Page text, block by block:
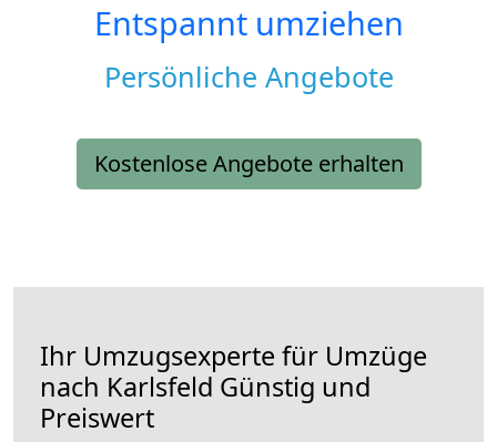
Entspannt umziehen
Persönliche Angebote
Kostenlose Angebote erhalten
Ihr Umzugsexperte für Umzüge
nach Karlsfeld Günstig und
Preiswert